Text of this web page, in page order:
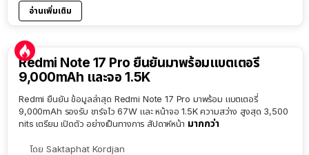
อ่านเพิ่มเติม
Redmi Note 17 Pro ยืนยันมาพร้อมแบตเตอรี่
9,000mAh และจอ 1.5K
Redmi ยืนยัน ข้อมูลล่าสุด Redmi Note 17 Pro มาพร้อม แบตเตอรี่
9,000mAh รองรับ ชาร์จไว 67W และ หน้าจอ 1.5K ความสว่าง สูงสุด 3,500
nits เตรียม เปิดตัว อย่างเป็นทางการ สัปดาห์หน้า มากกว่า
โดย Saktaphat Kordjan